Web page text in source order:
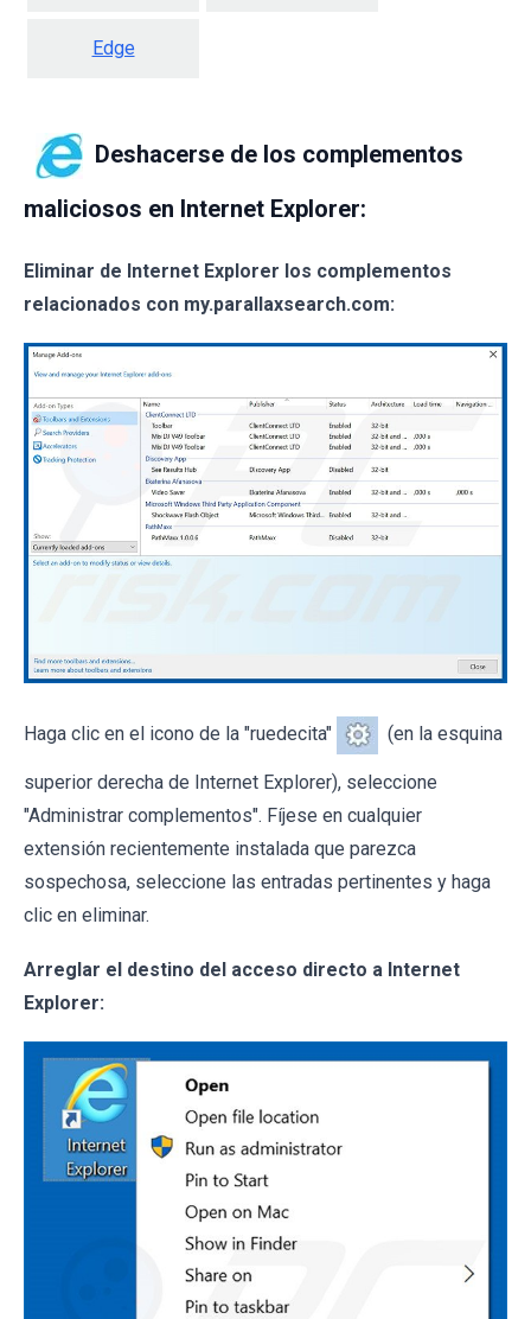
Edge
Deshacerse de los complementos
maliciosos en Internet Explorer:
Eliminar de Internet Explorer los complementos
relacionados con my.parallaxsearch.com:
Haga clic en el icono de la "ruedecita" (en la esquina
superior derecha de Internet Explorer), seleccione
"Administrar complementos". Fíjese en cualquier
extensión recientemente instalada que parezca
sospechosa, seleccione las entradas pertinentes y haga
clic en eliminar.
Arreglar el destino del acceso directo a Internet
Explorer: